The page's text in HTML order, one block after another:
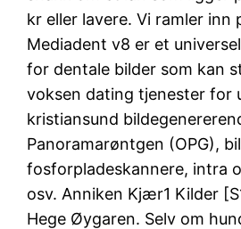
kr eller lavere. Vi ramler inn
Mediadent v8 er et
for dentale bilder som kan
voksen dating tjenester for
kristiansund
Panoramarøntgen (OPG),
fosforpladeskannere, intra
osv. Anniken Kjær1 Kilder
Hege Øygaren. Selv om